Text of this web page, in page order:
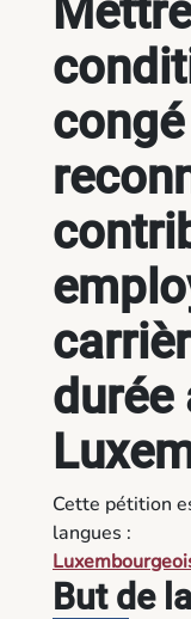
durée
Cette pétition
langues :
But de